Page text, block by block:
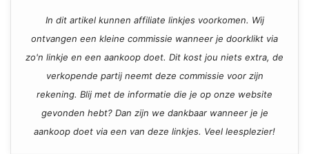
In dit artikel kunnen affiliate linkjes voorkomen. Wij
ontvangen een kleine commissie wanneer je doorklikt via
zo'n linkje en een aankoop doet. Dit kost jou niets extra, de
verkopende partij neemt deze commissie voor zijn
rekening. Blij met de informatie die je op onze website
gevonden hebt? Dan zijn we dankbaar wanneer je je
aankoop doet via een van deze linkjes. Veel leesplezier!